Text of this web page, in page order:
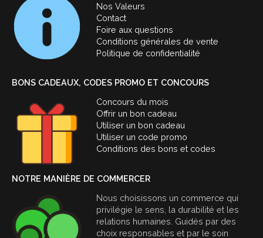
Nos Valeurs
Contact
Foire aux questions
Conditions générales de vente
Politique de confidentialité
BONS CADEAUX, CODES PROMO ET CONCOURS
Concours du mois
Offrir un bon cadeau
Utiliser un bon cadeau
Utiliser un code promo
Conditions des bons et codes
NOTRE MANIÈRE DE COMMERCER
Nous choisissons un commerce qui
privilégie le sens, la durabilité et les
relations humaines. Guidés par des
choix responsables et par le soin